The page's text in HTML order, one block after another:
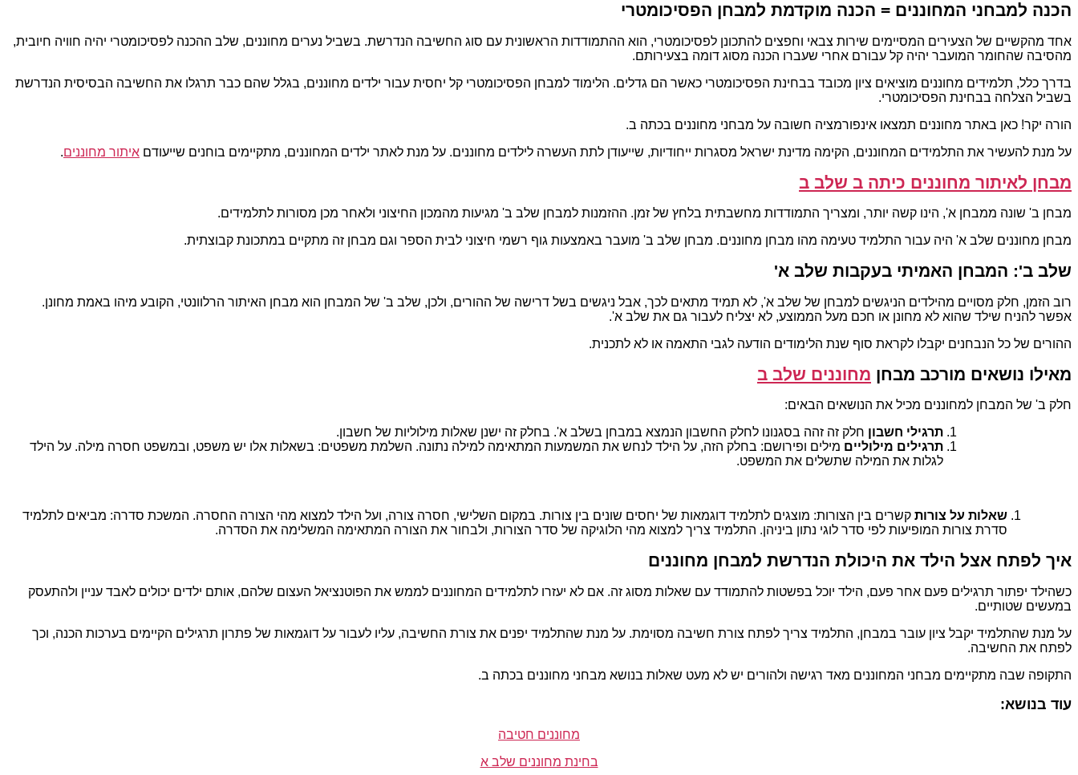
הכנה למבחני המחוננים = הכנה מוקדמת למבחן הפסיכומטרי
אחד מהקשיים של הצעירים המסיימים שירות צבאי וחפצים להתכונן לפסיכומטרי, הוא ההתמודדות הראשונית עם סוג החשיבה הנדרשת. בשביל נערים מחוננים, שלב ההכנה לפסיכומטרי יהיה חוויה חיובית,
מהסיבה שהחומר המועבר יהיה קל עבורם אחרי שעברו הכנה מסוג דומה בצעירותם.
בדרך כלל, תלמידים מחוננים מוציאים ציון מכובד בבחינת הפסיכומטרי כאשר הם גדלים. הלימוד למבחן הפסיכומטרי קל יחסית עבור ילדים מחוננים, בגלל שהם כבר תרגלו את החשיבה הבסיסית הנדרשת
בשביל הצלחה בבחינת הפסיכומטרי.
הורה יקר! כאן באתר מחוננים תמצאו אינפורמציה חשובה על מבחני מחוננים בכתה ב.
על מנת להעשיר את התלמידים המחוננים, הקימה מדינת ישראל מסגרות ייחודיות, שייעודן לתת העשרה לילדים מחוננים. על מנת לאתר ילדים המחוננים, מתקיימים בוחנים שייעודם איתור מחוננים.
מבחן לאיתור מחוננים כיתה ב שלב ב
מבחן ב' שונה ממבחן א', הינו קשה יותר, ומצריך התמודדות מחשבתית בלחץ של זמן. ההזמנות למבחן שלב ב' מגיעות מהמכון החיצוני ולאחר מכן מסורות לתלמידים.
מבחן מחוננים שלב א' היה עבור התלמיד טעימה מהו מבחן מחוננים. מבחן שלב ב' מועבר באמצעות גוף רשמי חיצוני לבית הספר וגם מבחן זה מתקיים במתכונת קבוצתית.
שלב ב': המבחן האמיתי בעקבות שלב א'
רוב הזמן, חלק מסויים מהילדים הניגשים למבחן של שלב א', לא תמיד מתאים לכך, אבל ניגשים בשל דרישה של ההורים, ולכן, שלב ב' של המבחן הוא מבחן האיתור הרלוונטי, הקובע מיהו באמת מחונן.
אפשר להניח שילד שהוא לא מחונן או חכם מעל הממוצע, לא יצליח לעבור גם את שלב א'.
ההורים של כל הנבחנים יקבלו לקראת סוף שנת הלימודים הודעה לגבי התאמה או לא לתכנית.
מאילו נושאים מורכב מבחן מחוננים שלב ב
חלק ב' של המבחן למחוננים מכיל את הנושאים הבאים:
תרגילי חשבון חלק זה זהה בסגנונו לחלק החשבון הנמצא במבחן בשלב א'. בחלק זה ישנן שאלות מילוליות של חשבון.
תרגילים מילוליים מילים ופירושם: בחלק הזה, על הילד לנחש את המשמעות המתאימה למילה נתונה. השלמת משפטים: בשאלות אלו יש משפט, ובמשפט חסרה מילה. על הילד
לגלות את המילה שתשלים את המשפט.
שאלות על צורות קשרים בין הצורות: מוצגים לתלמיד דוגמאות של יחסים שונים בין צורות. במקום השלישי, חסרה צורה, ועל הילד למצוא מהי הצורה החסרה. המשכת סדרה: מביאים לתלמיד
סדרת צורות המופיעות לפי סדר לוגי נתון ביניהן. התלמיד צריך למצוא מהי הלוגיקה של סדר הצורות, ולבחור את הצורה המתאימה המשלימה את הסדרה.
איך לפתח אצל הילד את היכולת הנדרשת למבחן מחוננים
כשהילד יפתור תרגילים פעם אחר פעם, הילד יוכל בפשטות להתמודד עם שאלות מסוג זה. אם לא יעזרו לתלמידים המחוננים לממש את הפוטנציאל העצום שלהם, אותם ילדים יכולים לאבד עניין ולהתעסק
במעשים שטותיים.
על מנת שהתלמיד יקבל ציון עובר במבחן, התלמיד צריך לפתח צורת חשיבה מסוימת. על מנת שהתלמיד יפנים את צורת החשיבה, עליו לעבור על דוגמאות של פתרון תרגילים הקיימים בערכות הכנה, וכך
לפתח את החשיבה.
התקופה שבה מתקיימים מבחני המחוננים מאד רגישה ולהורים יש לא מעט שאלות בנושא מבחני מחוננים בכתה ב.
עוד בנושא:
מחוננים חטיבה
בחינת מחוננים שלב א